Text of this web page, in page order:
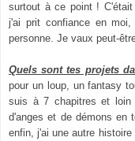
surtout à ce point !
j'ai prit confiance en
personne. Je vaux peut-
Quels sont tes projets
pour un loup, un fantasy
suis à 7 chapitres et
d'anges et de démons en
enfin, j'ai une autre